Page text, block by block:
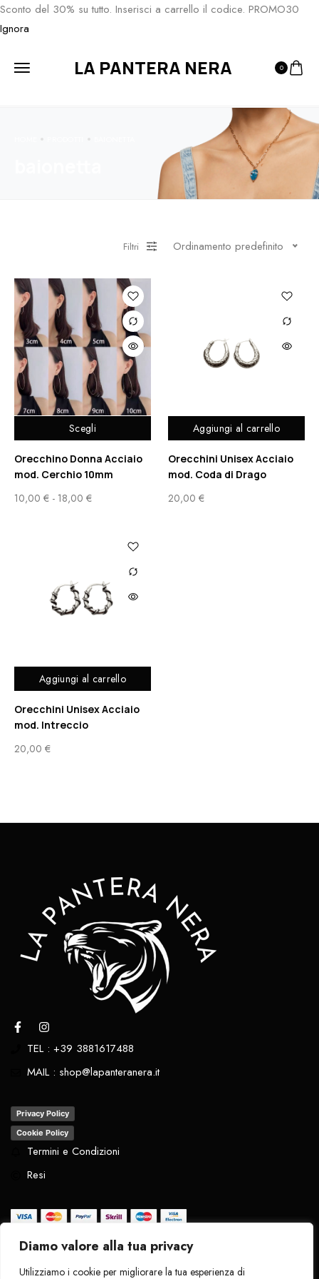
Diamo valore alla tua privacy
Utilizziamo i cookie per migliorare la tua esperienza di
Sconto del 30% su tutto. Inserisci a carrello il codice. PROMO30
Ignora
LA PANTERA NERA 0
Filtri Ordinamento predefinito
Scegli
Orecchino Donna Acciaio
mod. Cerchio 10mm
10,00 € - 18,00 €
Aggiungi al carrello
Orecchini Unisex Acciaio
mod. Coda di Drago
20,00 €
Aggiungi al carrello
Orecchini Unisex Acciaio
mod. Intreccio
20,00 €
TEL : +39 3881617488
MAIL : shop@lapanteranera.it
Privacy Policy
Cookie Policy
Termini e Condizioni
Resi
. 2024 - La Pantera
Nera